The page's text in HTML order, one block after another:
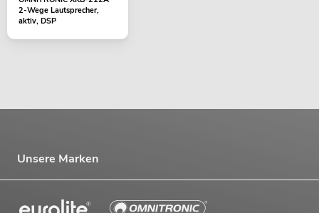
2-Wege Lautsprecher,
aktiv, DSP
Unsere Marken